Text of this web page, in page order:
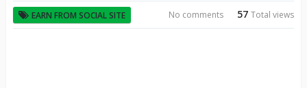
EARN FROM SOCIAL SITE 57Total views
No comments